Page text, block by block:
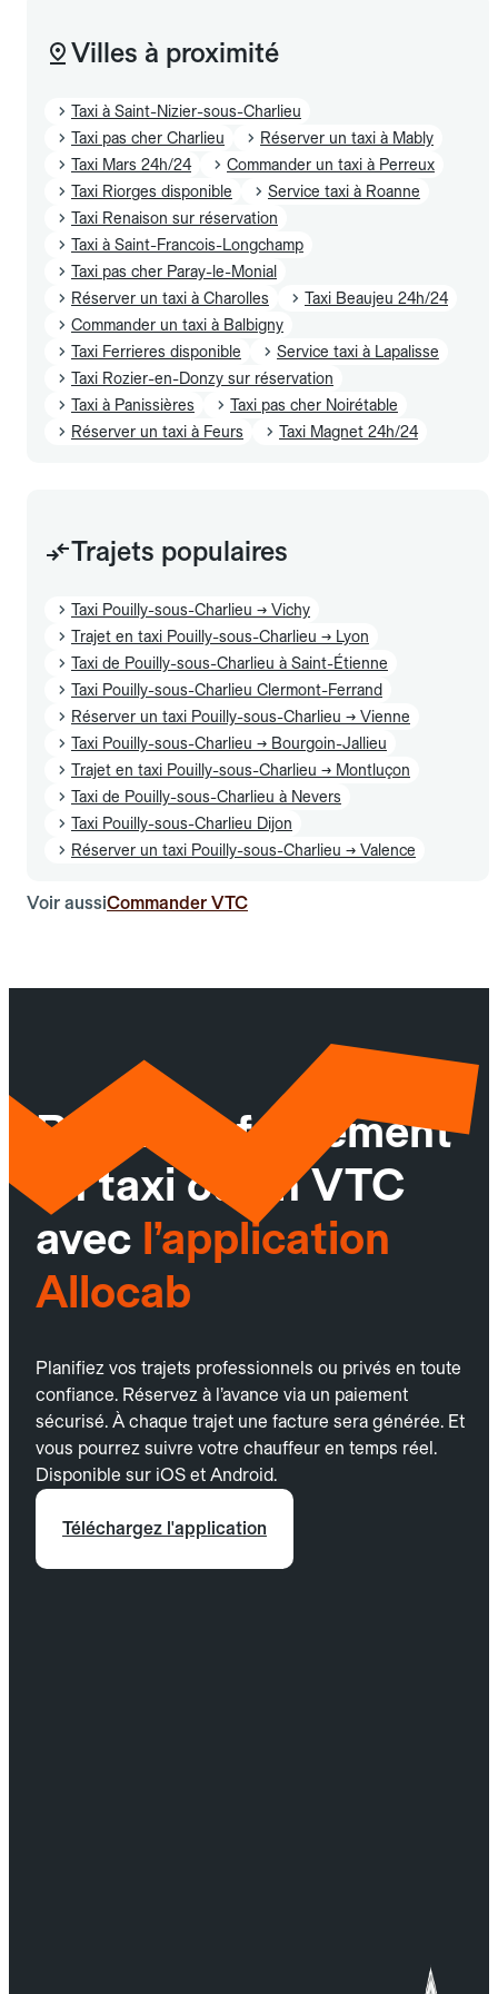
Villes à proximité
Taxi à Saint-Nizier-sous-Charlieu
Taxi pas cher Charlieu
Réserver un taxi à Mably
Taxi Mars 24h/24
Commander un taxi à Perreux
Taxi Riorges disponible
Service taxi à Roanne
Taxi Renaison sur réservation
Taxi à Saint-Francois-Longchamp
Taxi pas cher Paray-le-Monial
Réserver un taxi à Charolles
Taxi Beaujeu 24h/24
Commander un taxi à Balbigny
Taxi Ferrieres disponible
Service taxi à Lapalisse
Taxi Rozier-en-Donzy sur réservation
Taxi à Panissières
Taxi pas cher Noirétable
Réserver un taxi à Feurs
Taxi Magnet 24h/24
Trajets populaires
Taxi Pouilly-sous-Charlieu → Vichy
Trajet en taxi Pouilly-sous-Charlieu → Lyon
Taxi de Pouilly-sous-Charlieu à Saint-Étienne
Taxi Pouilly-sous-Charlieu Clermont-Ferrand
Réserver un taxi Pouilly-sous-Charlieu → Vienne
Taxi Pouilly-sous-Charlieu → Bourgoin-Jallieu
Trajet en taxi Pouilly-sous-Charlieu → Montluçon
Taxi de Pouilly-sous-Charlieu à Nevers
Taxi Pouilly-sous-Charlieu Dijon
Réserver un taxi Pouilly-sous-Charlieu → Valence
Voir aussiCommander VTC
Réservez facilement
un taxi ou un VTC
avec l’application
Allocab
Planifiez vos trajets professionnels ou privés en toute
confiance. Réservez à l’avance via un paiement
sécurisé. À chaque trajet une facture sera générée. Et
vous pourrez suivre votre chauffeur en temps réel.
Disponible sur iOS et Android.
Téléchargez l'application